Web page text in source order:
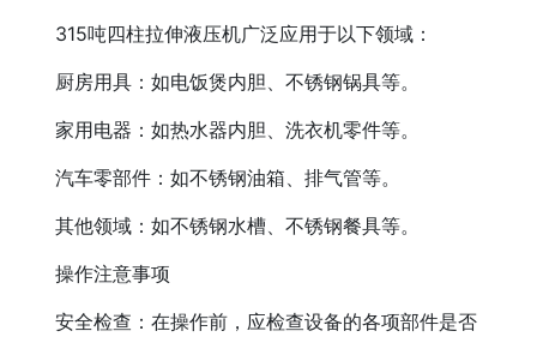
315吨四柱拉伸液压机广泛应用于以下领域：
厨房用具：如电饭煲内胆、不锈钢锅具等。
家用电器：如热水器内胆、洗衣机零件等。
汽车零部件：如不锈钢油箱、排气管等。
其他领域：如不锈钢水槽、不锈钢餐具等。
操作注意事项
安全检查：在操作前，应检查设备的各项部件是否